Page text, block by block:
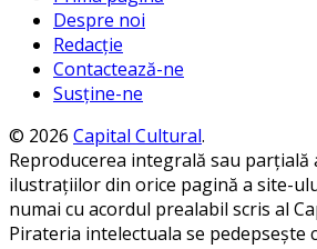
Despre noi
Redacție
Contactează-ne
Susține-ne
© 2026 Capital Cultural.
Reproducerea integrală sau parțială
ilustrațiilor din orice pagină a site-
numai cu acordul prealabil scris al
Pirateria intelectuala se pedepsește